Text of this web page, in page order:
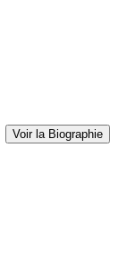
Voir la Biographie